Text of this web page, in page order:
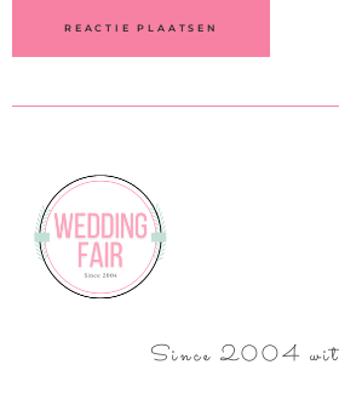
Since 2004